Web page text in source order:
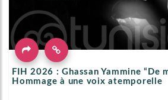
FIH 2026 : Ghassan Yammine “De
Hommage à une voix atemporelle